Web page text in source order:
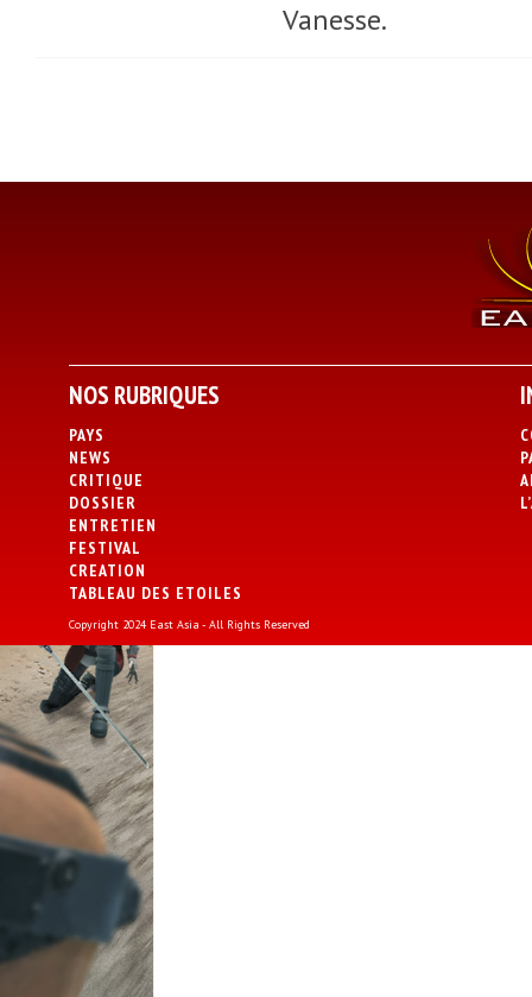
Vanesse.
NOS RUBRIQUES
PAYS
NEWS
CRITIQUE
DOSSIER
ENTRETIEN
FESTIVAL
CREATION
TABLEAU DES ETOILES
Copyright 2024 East Asia - All Rights Reserved